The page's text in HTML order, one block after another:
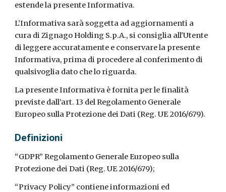
estende la presente Informativa.
L’Informativa sarà soggetta ad aggiornamenti a
cura di Zignago Holding S.p.A., si consiglia all'Utente
di leggere accuratamente e conservare la presente
Informativa, prima di procedere al conferimento di
qualsivoglia dato che lo riguarda.
La presente Informativa è fornita per le finalità
previste dall’art. 13 del Regolamento Generale
Europeo sulla Protezione dei Dati (Reg. UE 2016/679).
Definizioni
“GDPR” Regolamento Generale Europeo sulla
Protezione dei Dati (Reg. UE 2016/679);
“Privacy Policy” contiene informazioni ed